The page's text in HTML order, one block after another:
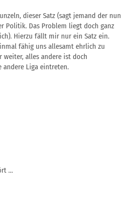
dieser Satz (sagt jemand der nun
Politik. Das Problem liegt doch ganz
Hierzu fällt mir nur ein Satz ein.
fähig uns allesamt ehrlich zu
weiter, alles andere ist doch
andere Liga eintreten.
…